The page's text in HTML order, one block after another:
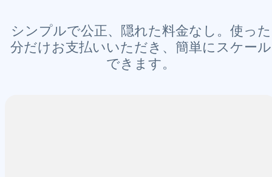
シンプルで公正、隠れた料金なし。使った
分だけお支払いいただき、簡単にスケール
できます。